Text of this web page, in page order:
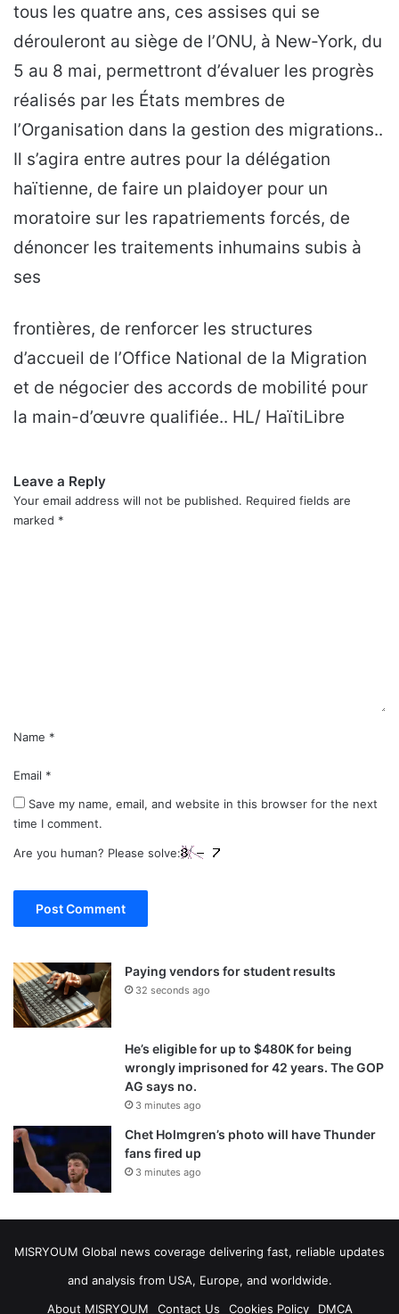
tous les quatre ans, ces assises qui se
dérouleront au siège de l’ONU, à New-York, du
5 au 8 mai, permettront d’évaluer les progrès
réalisés par les États membres de
l’Organisation dans la gestion des migrations..
Il s’agira entre autres pour la délégation
haïtienne, de faire un plaidoyer pour un
moratoire sur les rapatriements forcés, de
dénoncer les traitements inhumains subis à
ses
frontières, de renforcer les structures
d’accueil de l’Office National de la Migration
et de négocier des accords de mobilité pour
la main-d’œuvre qualifiée.. HL/ HaïtiLibre
Leave a Reply
Your email address will not be published. Required fields are
marked *
Name *
Email *
Save my name, email, and website in this browser for the next
time I comment.
Are you human? Please solve:
Paying vendors for student results
32 seconds ago
He’s eligible for up to $480K for being
wrongly imprisoned for 42 years. The GOP
AG says no.
3 minutes ago
Chet Holmgren’s photo will have Thunder
fans fired up
3 minutes ago
MISRYOUM Global news coverage delivering fast, reliable updates
and analysis from USA, Europe, and worldwide.
About MISRYOUM
Contact Us Cookies Policy DMCA